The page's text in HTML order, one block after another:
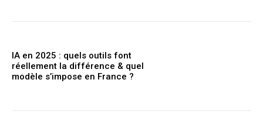
IA en 2025 : quels outils font
réellement la différence & quel
modèle s’impose en France ?